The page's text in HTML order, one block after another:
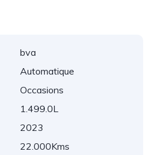
bva
Automatique
Occasions
1.499.0L
2023
22.000Kms